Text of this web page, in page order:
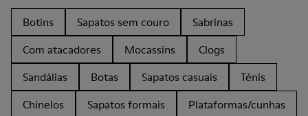
Botins Sapatos sem couro
Sabrinas
Com atacadores
Mocassins
Clogs
Sandálias
Botas Sapatos casuais
Ténis
Chinelos
Sapatos formais
Plataformas/cunhas